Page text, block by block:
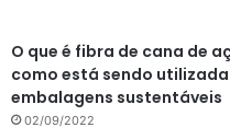
O que é fibra de cana de
como está sendo utilizada
embalagens sustentáveis
02/09/2022